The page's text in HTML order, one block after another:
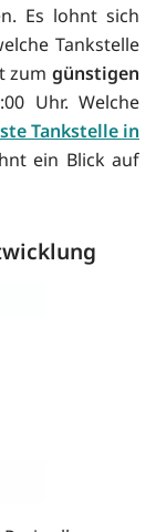
Es lohnt sich
Tankstelle
zum günstigen
Uhr. Welche
Tankstelle in
ein Blick auf